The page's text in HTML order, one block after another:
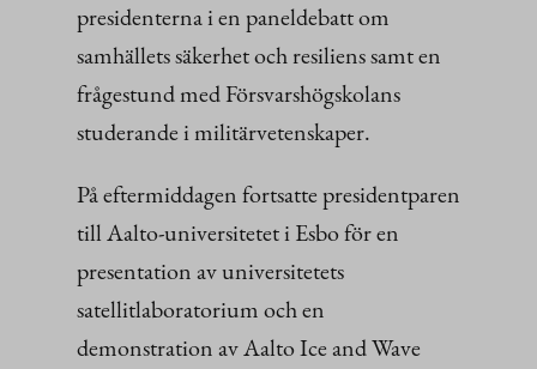
presidenterna i en paneldebatt om
samhällets säkerhet och resiliens samt en
frågestund med Försvarshögskolans
studerande i militärvetenskaper.
På eftermiddagen fortsatte presidentparen
till Aalto-universitetet i Esbo för en
presentation av universitetets
satellitlaboratorium och en
demonstration av Aalto Ice and Wave